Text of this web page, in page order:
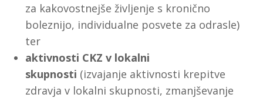
za kakovostnejše življenje s kronično
boleznijo, individualne posvete za odrasle)
ter
aktivnosti CKZ v lokalni
skupnosti (izvajanje aktivnosti krepitve
zdravja v lokalni skupnosti, zmanjševanje